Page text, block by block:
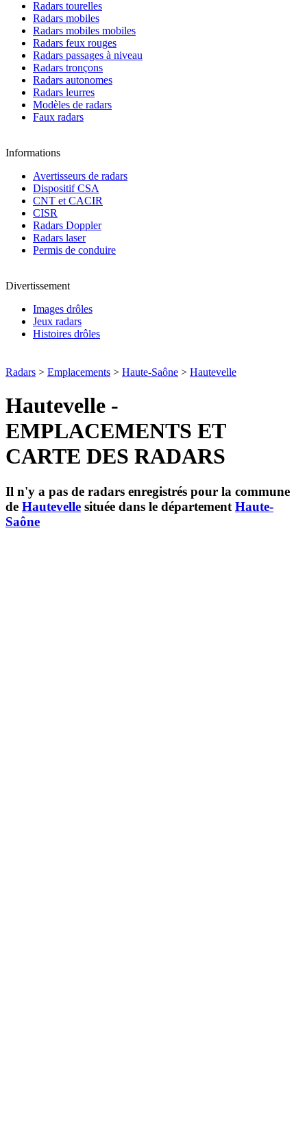
Radars tourelles
Radars mobiles
Radars mobiles mobiles
Radars feux rouges
Radars passages à niveau
Radars tronçons
Radars autonomes
Radars leurres
Modèles de radars
Faux radars
Informations
Avertisseurs de radars
Dispositif CSA
CNT et CACIR
CISR
Radars Doppler
Radars laser
Permis de conduire
Divertissement
Images drôles
Jeux radars
Histoires drôles
Radars > Emplacements > Haute-Saône > Hautevelle
Hautevelle -
EMPLACEMENTS ET
CARTE DES RADARS
Il n'y a pas de radars enregistrés pour la commune
de Hautevelle située dans le département Haute-
Saône